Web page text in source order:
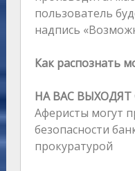
пользователь
надпись
Как распознать
НА ВАС
Аферисты могут
безопасности
прокуратурой